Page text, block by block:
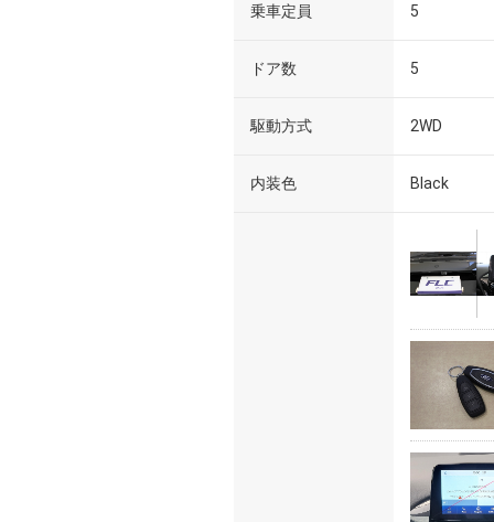
乗車定員 5
ドア数 5
駆動方式 2WD
内装色 Black